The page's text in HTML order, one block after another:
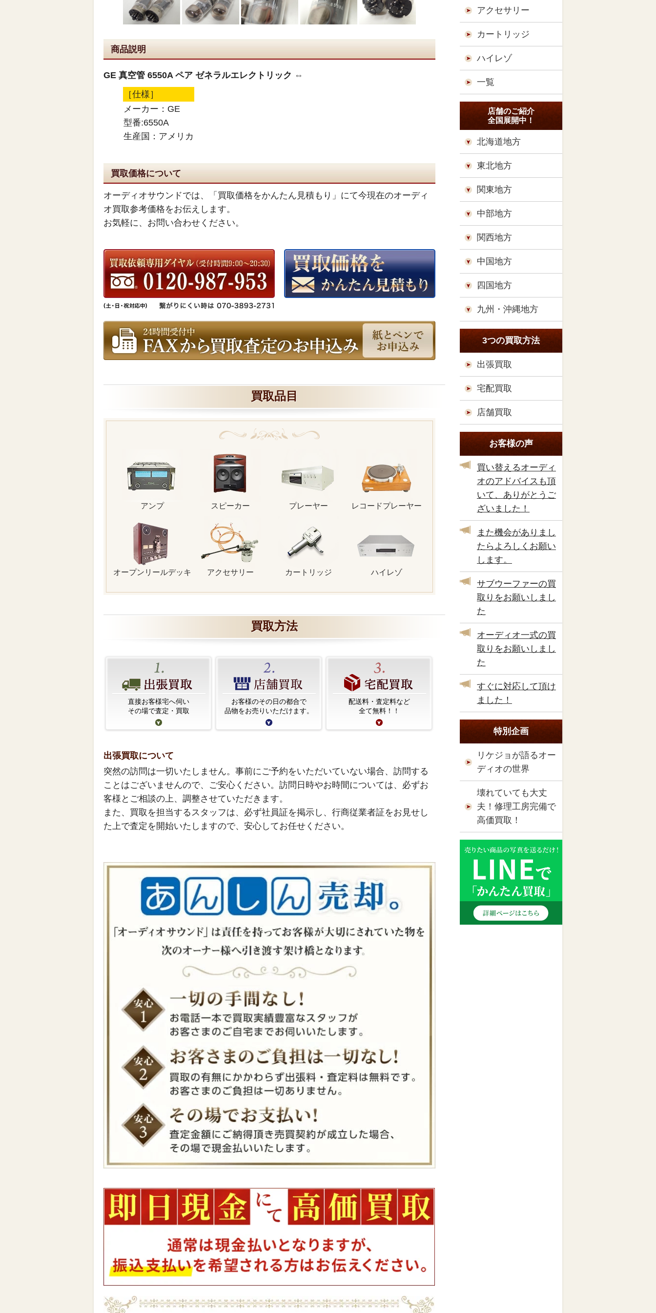
商品説明
GE 真空管 6550A ペア ゼネラルエレクトリック ⇔
［仕様］
メーカー：GE
型番:6550A
生産国：アメリカ
買取価格について
オーディオサウンドでは、「買取価格をかんたん見積もり」にて今現在のオーディ
オ買取参考価格をお伝えします。
お気軽に、お問い合わせください。
買取品目
アンプ スピーカー プレーヤー レコードプレーヤー
オープンリールデッキ アクセサリー カートリッジ ハイレゾ
買取方法
直接お客様宅へ伺い
その場で査定・買取
お客様のその日の都合で
品物をお売りいただけます。
配送料・査定料など
全て無料！！
出張買取について
突然の訪問は一切いたしません。事前にご予約をいただいていない場合、訪問する
ことはございませんので、ご安心ください。訪問日時やお時間については、必ずお
客様とご相談の上、調整させていただきます。
また、買取を担当するスタッフは、必ず社員証を掲示し、行商従業者証をお見せし
た上で査定を開始いたしますので、安心してお任せください。
アクセサリー
カートリッジ
ハイレゾ
一覧
店舗のご紹介
全国展開中！
北海道地方
東北地方
関東地方
中部地方
関西地方
中国地方
四国地方
九州・沖縄地方
3つの買取方法
出張買取
宅配買取
店舗買取
お客様の声
買い替えるオーディ
オのアドバイスも頂
いて、ありがとうご
ざいました！
また機会がありまし
たらよろしくお願い
します。
サブウーファーの買
取りをお願いしまし
た
オーディオ一式の買
取りをお願いしまし
た
すぐに対応して頂け
ました！
特別企画
リケジョが語るオー
ディオの世界
壊れていても大丈
夫！修理工房完備で
高価買取！